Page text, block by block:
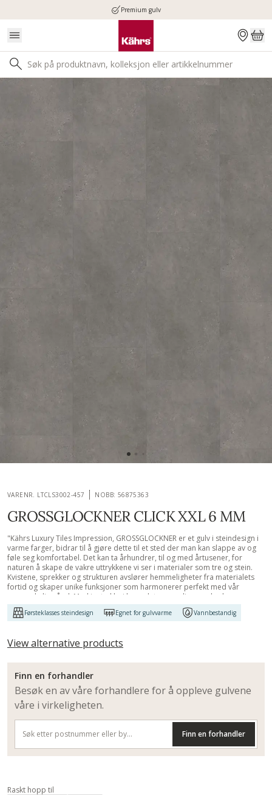
Premium gulv
VARENR. LTCLS3002-457 NOBB: 56875363
GROSSGLOCKNER CLICK XXL 6 MM
"Kährs Luxury Tiles Impression, GROSSGLOCKNER er et gulv i steindesign i
varme farger, bidrar til å gjøre dette til et sted der man kan slappe av og
føle seg komfortabel. Det kan ta århundrer, til og med årtusener, for
naturen å skape de vakre uttrykkene vi ser i materialer som tre og stein.
Kvistene, sprekker og strukturen avslører hemmeligheter fra materialets
fortid og skaper unike funksjoner som harmonerer perfekt med vår
menneskelige ånd. Med inntrykk vi har valgt en samling med vakre,
naturlige tre- og steinkonstruksjoner nøye og gjenskapt dem med nøye
oppmerksomhet til hver eneste detalj. Fra varm, innbydende eik til elegant,
Førsteklasses steindesign Egnet for gulvvarme Vannbestandig
View alternative products
Finn en forhandler
Besøk en av våre forhandlere for å oppleve gulvene
våre i virkeligheten.
Finn en forhandler
Raskt hopp til